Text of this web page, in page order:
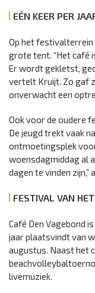
EÉN KEER PER
Op het festivalterrein
grote tent. “Het café
Er wordt gekletst,
vertelt Kruijt. Zo gaf
onverwacht een
Ook voor de oudere
De jeugd trekt vaak
ontmoetingsplek
woensdagmiddag al
dagen te vinden zijn,”
FESTIVAL VAN
Café Den Vagebond
jaar plaatsvindt van
augustus. Naast het
livemuziek.